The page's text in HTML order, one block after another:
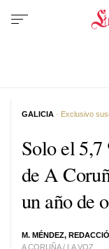
Solo el
de A
un año de
M. MÉNDEZ,
A CORUÑA / LA VOZ
GALICIA · Exclusivo